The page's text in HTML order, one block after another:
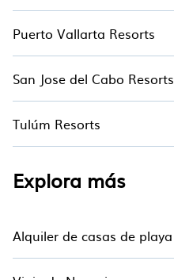
Puerto Vallarta Resorts
San Jose del Cabo Resorts
Tulúm Resorts
Explora más
Alquiler de casas de playa